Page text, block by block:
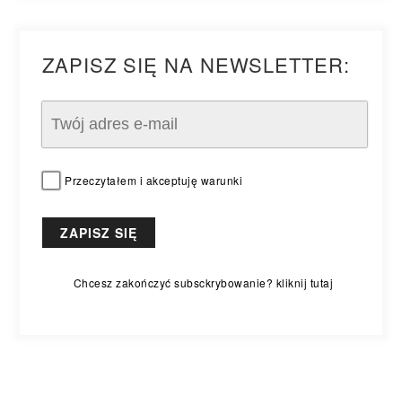
ZAPISZ SIĘ NA NEWSLETTER:
Przeczytałem i akceptuję warunki
Chcesz zakończyć subsckrybowanie? kliknij tutaj